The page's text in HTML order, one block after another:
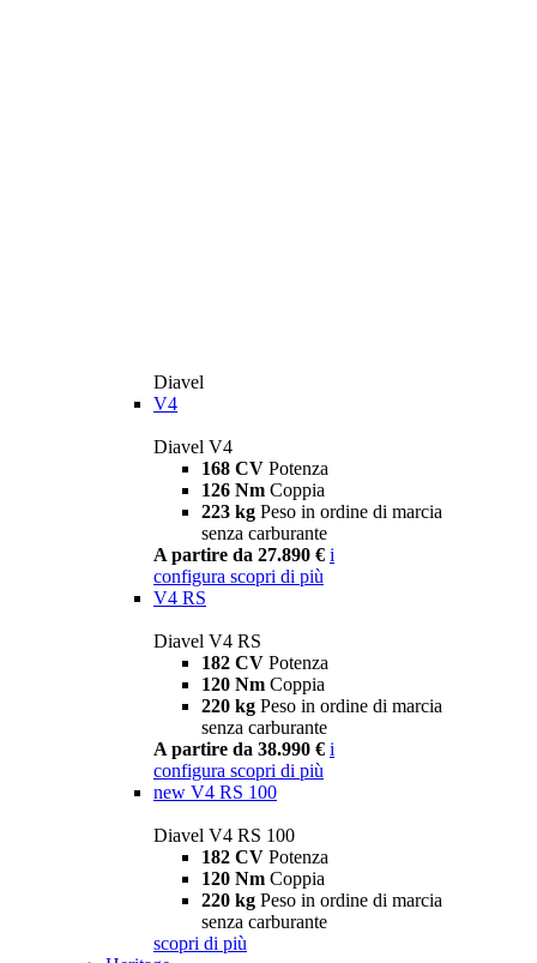
Diavel
V4
Diavel V4
168 CV Potenza
126 Nm Coppia
223 kg Peso in ordine di marcia
senza carburante
A partire da 27.890 € i
configura scopri di più
V4 RS
Diavel V4 RS
182 CV Potenza
120 Nm Coppia
220 kg Peso in ordine di marcia
senza carburante
A partire da 38.990 € i
configura scopri di più
new V4 RS 100
Diavel V4 RS 100
182 CV Potenza
120 Nm Coppia
220 kg Peso in ordine di marcia
senza carburante
scopri di più